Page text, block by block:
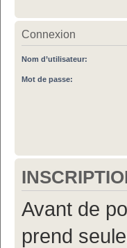
Connexion
Nom d’utilisateur:
Mot de passe:
Avant de
prend